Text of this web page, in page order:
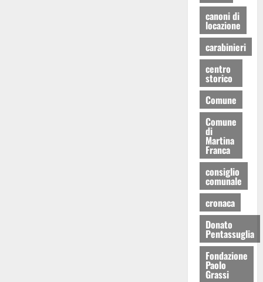
canoni di
locazione
carabinieri
centro
storico
Comune
Comune
di
Martina
Franca
consiglio
comunale
cronaca
Donato
Pentassuglia
Fondazione
Paolo
Grassi